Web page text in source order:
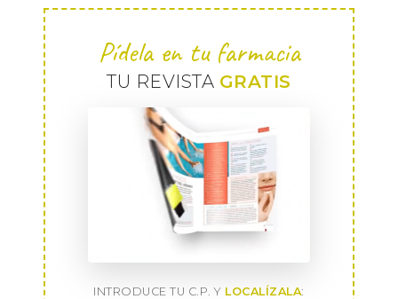
Pídela en tu farmacia
TU REVISTA GRATIS
INTRODUCE TU C.P. Y LOCALÍZALA: